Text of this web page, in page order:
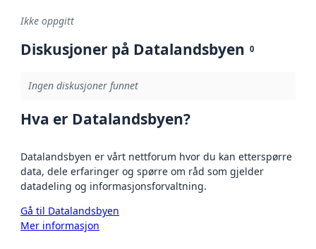
Ikke oppgitt
Diskusjoner på Datalandsbyen 0
Ingen diskusjoner funnet
Hva er Datalandsbyen?
Datalandsbyen er vårt nettforum hvor du kan etterspørre
data, dele erfaringer og spørre om råd som gjelder
datadeling og informasjonsforvaltning.
Gå til Datalandsbyen
Mer informasjon